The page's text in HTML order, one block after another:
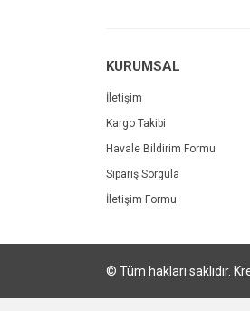
KURUMSAL
İletişim
Kargo Takibi
Havale Bildirim Formu
Sipariş Sorgula
İletişim Formu
© Tüm hakları saklıdır.